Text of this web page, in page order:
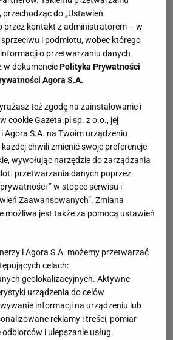
przechodząc do „Ustawień
przez kontakt z administratorem – w
i podmiotu, wobec którego
o przetwarzaniu danych
w dokumenciePolityka Prywatności
Agora S.A.
też zgodę na zainstalowanie i
cookie Gazeta.pl sp. z o.o., jej
Agora S.A. na Twoim urządzeniu
chwili zmienić swoje preferencje
wywołując narzędzie do zarządzania
przetwarzania danych poprzez
” w stopce serwisu i
Zaawansowanych”. Zmiana
możliwa jest także za pomocą ustawień
i Agora S.A. możemy przetwarzać
celach:
geolokalizacyjnych. Aktywne
urządzenia do celów
informacji na urządzeniu lub
reklamy i treści, pomiar
i ulepszanie usług.